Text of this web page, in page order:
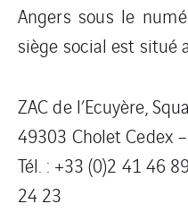
Angers sous le
siège social est situé
ZAC de l’Ecuyère,
49303 Cholet Cedex
Tél. : +33 (0)2 41 46
24 23